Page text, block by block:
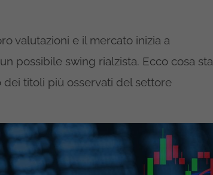
valutazioni e il mercato inizia a
possibile swing rialzista. Ecco cosa sta
titoli più osservati del settore